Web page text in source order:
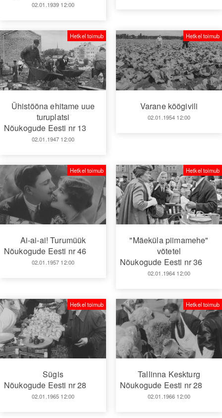
02.01.1939 12:00
Ühistööna ehitame uue
turuplatsi
Nõukogude Eesti nr 13
02.01.1947 12:00
Hetkel toimub
Varane köögivili
02.01.1954 12:00
Hetkel toimub
Ai-ai-ai! Turumüük
Nõukogude Eesti nr 46
02.01.1957 12:00
Hetkel toimub
"Mäeküla piimamehe"
võtetel
Nõukogude Eesti nr 36
02.01.1964 12:00
Hetkel toimub
Sügis
Nõukogude Eesti nr 28
02.01.1965 12:00
Hetkel toimub
Tallinna Keskturg
Nõukogude Eesti nr 28
02.01.1966 12:00
Hetkel toimub